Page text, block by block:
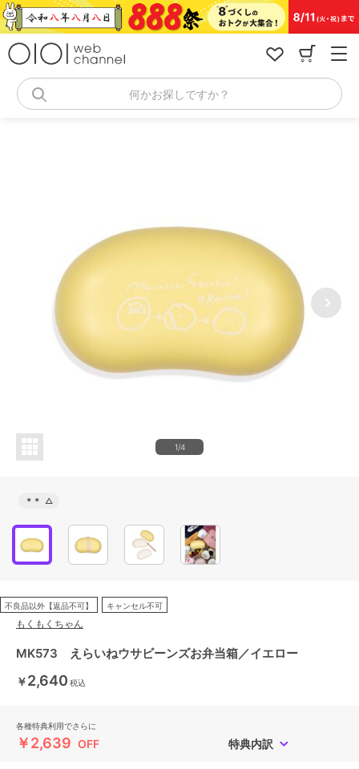
コ
ン
何かお探しですか？
1/4
＊＊ △
不良品以外【返品不可】 キャンセル不可
もくもくちゃん
MK573 えらいねウサビーンズお弁当箱／イエロー
￥2,640 税込
各種特典利用でさらに
￥2,639 OFF 特典内訳